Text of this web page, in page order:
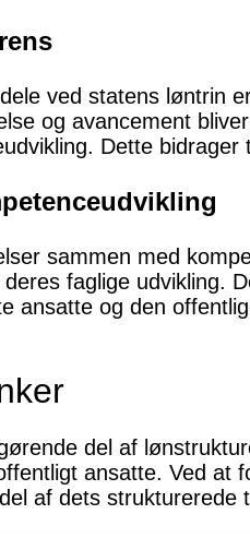
ved statens løntrin
og avancement
Dette
sammen med
faglige udvikling.
ansatte og den
del af
ansatte. Ved at
af dets